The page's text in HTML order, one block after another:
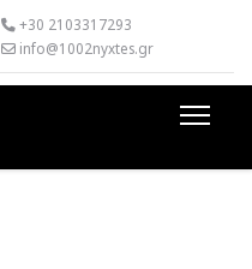
+30 2103317293
info@1002nyxtes.gr